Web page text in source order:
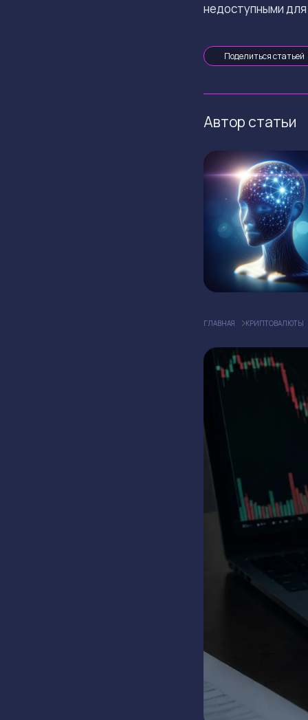
недоступными
Поделиться статьей
Автор статьи
ГЛАВНАЯ КРИПТОВАЛЮТЫ